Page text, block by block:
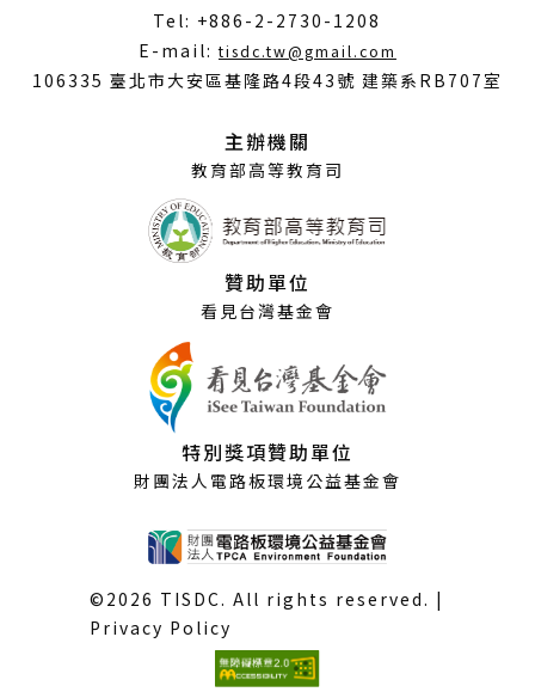
Tel: +886-2-2730-1208
E-mail:tisdc.tw@gmail.com
開
106335 臺北市大安區基隆路4段43號 建築系RB707室
主辦機關
教育部高等教育司
贊助單位
看見台灣基金會
特別獎項贊助單位
財團法人電路板環境公益基金會
©2026 TISDC. All rights reserved. |
Privacy Policy
(外